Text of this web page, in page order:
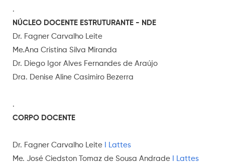
.
NÚCLEO DOCENTE ESTRUTURANTE - NDE
Dr. Fagner Carvalho Leite
Me.Ana Cristina Silva Miranda
Dr. Diego Igor Alves Fernandes de Araújo
Dra. Denise Aline Casimiro Bezerra
.
CORPO DOCENTE
Dr. Fagner Carvalho Leite
I Lattes
Me. José Ciedston Tomaz de Sousa Andrade
I Lattes